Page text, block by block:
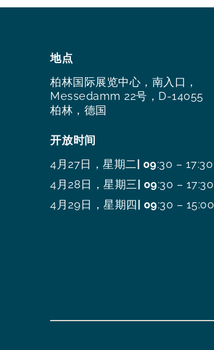
地点
柏林国际展览中心，南入口，
Messedamm 22号，D-14055
柏林，德国
开放时间
4月27日，星期二 | 09:30 – 17:30
4月28日，星期三 | 09:30 – 17:30
4月29日，星期四 | 09:30 – 15:00